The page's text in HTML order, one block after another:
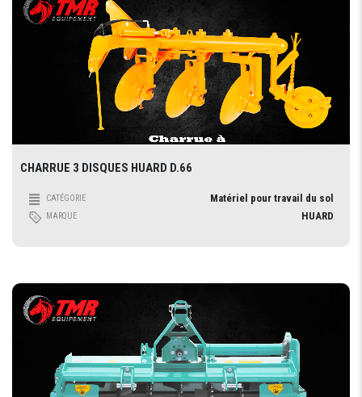
CHARRUE 3 DISQUES HUARD D.66
CATÉGORIE Matériel pour travail du sol
MARQUE HUARD